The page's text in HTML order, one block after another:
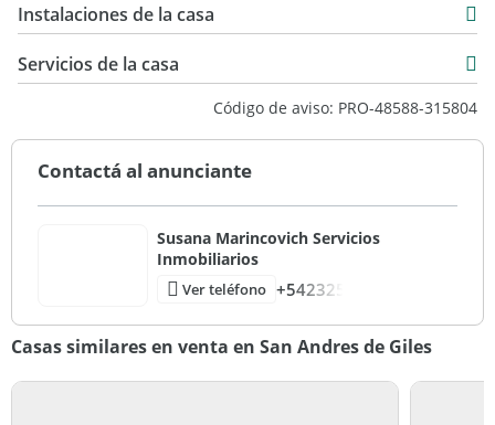
USD 79.900
185 m2
185 m2
Instalaciones de la casa
Servicios de la casa
Código de aviso: PRO-48588-315804
Contactá al anunciante
Susana Marincovich Servicios
Inmobiliarios
Ver teléfono +542325
Casas similares en venta en San Andres de Giles